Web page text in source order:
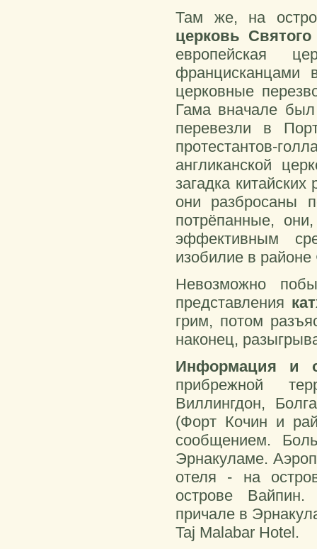
Там же, на
церковь
европейская
францисканцами
церковные
Гама вначале был
перевезли в
протестантов-
англиканской
загадка
они разбросаны
потрёпанные,
эффективным
изобилие в
Невозможно
представления
грим, потом
наконец,
Информация и
прибрежной
Виллингдон,
(Форт Кочин и
сообщением.
Эрнакуламе.
отеля - на
острове
причале в
Taj Malabar Hotel.